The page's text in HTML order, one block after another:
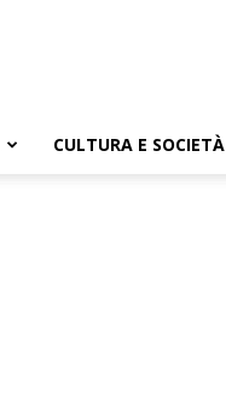
CULTURA E SOCIETÀ